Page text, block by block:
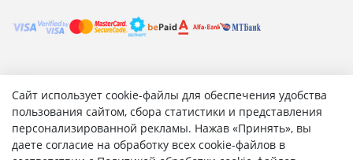
Сайт использует cookie-файлы для обеспечения удобства
пользования сайтом, сбора статистики и представления
персонализированной рекламы. Нажав «Принять», вы
даете согласие на обработку всех cookie-файлов в
© 2001-2026 «Битрикс», «1С-Битрикс». Работает на 1С-
Битрикс: Управление сайтом.
Согласие на обработку персональных данных
Отзыв согласия на обработку персональных данных